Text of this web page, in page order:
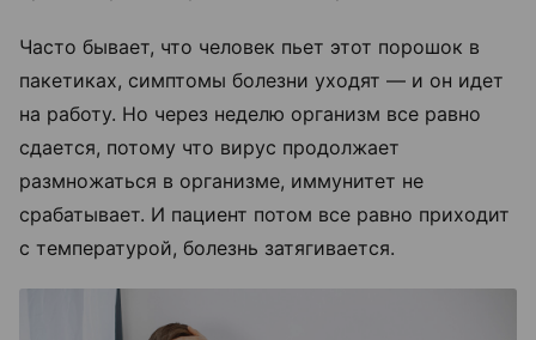
Часто бывает, что человек пьет этот порошок в
пакетиках, симптомы болезни уходят — и он идет
на работу. Но через неделю организм все равно
сдается, потому что вирус продолжает
размножаться в организме, иммунитет не
срабатывает. И пациент потом все равно приходит
с температурой, болезнь затягивается.